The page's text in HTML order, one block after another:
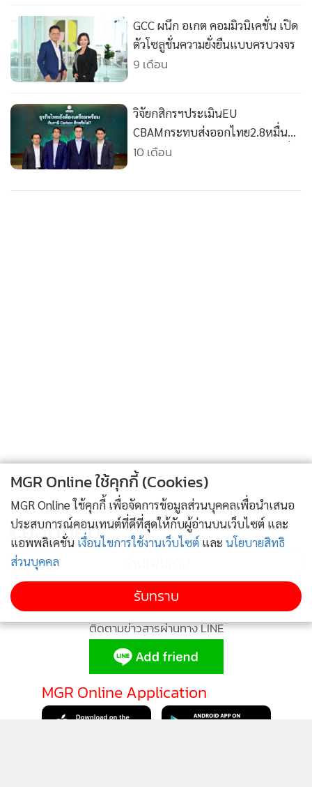
Factcheck
ญี่ปุ่น
• News1
• Gotomanager
GCC ผนึก อเกต คอมมิวนิเคชั่น เปิด
ตัวโซลูชั่นความยั่งยืนแบบครบวงจร
9 เดือน
วิจัยกสิกรฯประเมินEU
CBAMกระทบส่งออกไทย2.8หมื่น
ล.ในปี73แนะลงมือปรับก่อนลดเสี่ยง
10 เดือน
ยอดนิยม
ติดตามข่าวสารผ่านทาง LINE
MGR Online Application
MGR Online ใช้คุกกี้ (Cookies)
MGR Online ใช้คุกกี้ เพื่อจัดการข้อมูลส่วนบุคคลเพื่อนำเสนอ
ประสบการณ์คอนเทนต์ที่ดีที่สุดให้กับผู้อ่านบนเว็บไซต์ และ
แอพพลิเคชั่น เงื่อนไขการใช้งานเว็บไซต์ และ นโยบายสิทธิ
ส่วนบุคคล
รับทราบ